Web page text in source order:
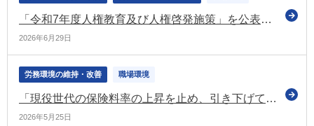
「令和7年度人権教育及び人権啓発施策」を公表 ビジネスと人権や職場におけるハラスメント対策についても掲載（法務省）
2026年6月29日
労務環境の維持・改善 職場環境
「現役世代の保険料率の上昇を止め、引き下げていく」 令和8年度中に改革の具体化と工程の明確化を図る（経済財政諮問会議）
2026年5月25日